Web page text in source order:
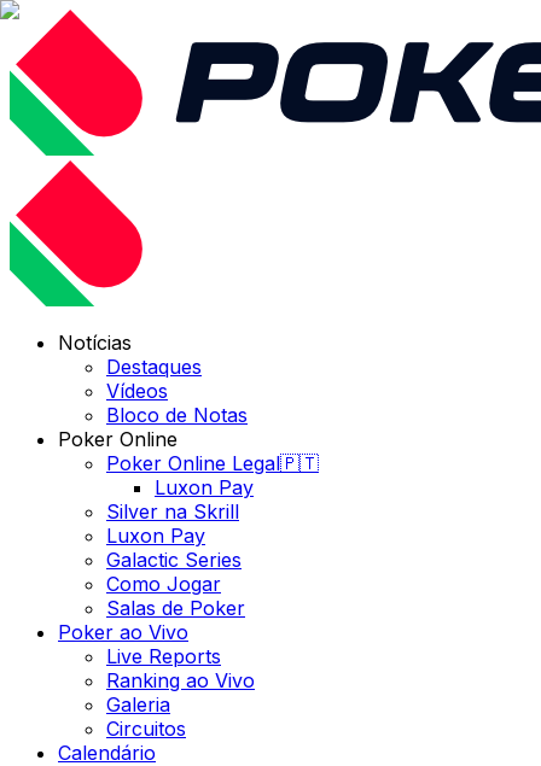
Notícias
Destaques
Vídeos
Bloco de Notas
Poker Online
Poker Online Legal🇵🇹
Luxon Pay
Silver na Skrill
Luxon Pay
Galactic Series
Como Jogar
Salas de Poker
Poker ao Vivo
Live Reports
Ranking ao Vivo
Galeria
Circuitos
Calendário